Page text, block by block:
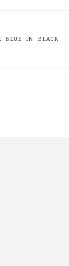
BLUE IN BLACK